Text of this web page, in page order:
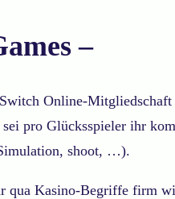
–
Online-
pro Glücksspieler ihr
shoot, …).
qua Kasino-Begriffe firm